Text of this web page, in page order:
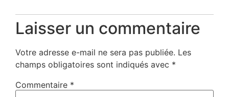
Laisser un commentaire
Votre adresse e-mail ne sera pas publiée. Les
champs obligatoires sont indiqués avec *
Commentaire *